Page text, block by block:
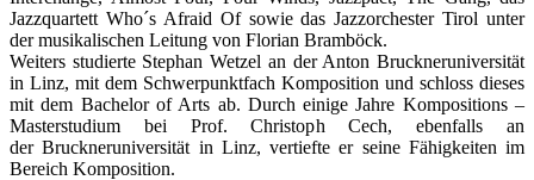
Jazzquartett Who´s Afraid Of sowie das Jazzorchester Tirol unter
der musikalischen Leitung von Florian Bramböck.
Weiters studierte Stephan Wetzel an der Anton Bruckneruniversität
in Linz, mit dem Schwerpunktfach Komposition und schloss dieses
mit dem Bachelor of Arts ab. Durch einige Jahre Kompositions –
Masterstudium bei Prof. Christoph Cech, ebenfalls an
der Bruckneruniversität in Linz, vertiefte er seine Fähigkeiten im
Bereich Komposition.